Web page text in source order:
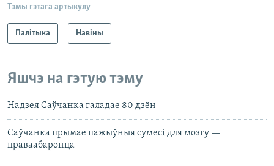
Тэмы гэтага артыкулу
Палітыка Навіны
Яшчэ на гэтую тэму
Надзея Саўчанка галадае 80 дзён
Саўчанка прымае пажыўныя сумесі для мозгу —
праваабаронца